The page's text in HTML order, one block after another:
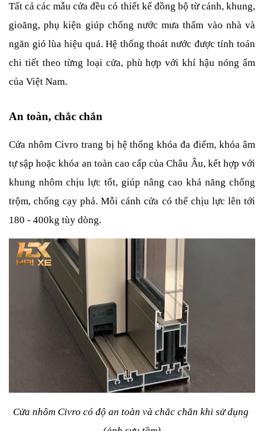
Tất cả các mẫu cửa đều có thiết kế đồng bộ từ cánh, khung,
gioăng, phụ kiện giúp chống nước mưa thấm vào nhà và
ngăn gió lùa hiệu quả. Hệ thống thoát nước được tính toán
chi tiết theo từng loại cửa, phù hợp với khí hậu nóng ẩm
của Việt Nam.
An toàn, chắc chắn
Cửa nhôm Civro trang bị hệ thống khóa đa điểm, khóa âm
tự sập hoặc khóa an toàn cao cấp của Châu Âu, kết hợp với
khung nhôm chịu lực tốt, giúp nâng cao khả năng chống
trộm, chống cạy phá. Mỗi cánh cửa có thể chịu lực lên tới
180 - 400kg tùy dòng.
Cửa nhôm Civro có độ an toàn và chắc chắn khi sử dụng